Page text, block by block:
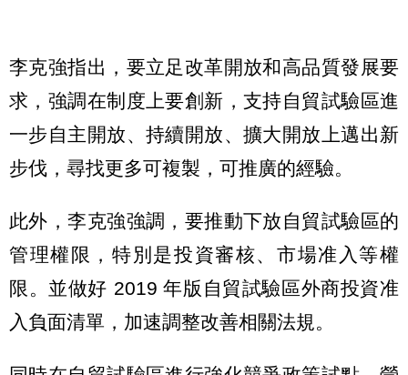
李克強指出，要立足改革開放和高品質發展要
求，強調在制度上要創新，支持自貿試驗區進
一步自主開放、持續開放、擴大開放上邁出新
步伐，尋找更多可複製，可推廣的經驗。
此外，李克強強調，要推動下放自貿試驗區的
管理權限，特別是投資審核、市場准入等權
限。並做好 2019 年版自貿試驗區外商投資准
入負面清單，加速調整改善相關法規。